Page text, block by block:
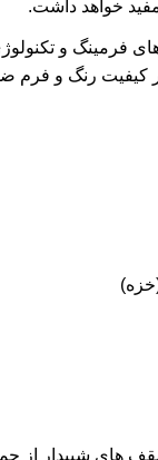
های فرمینگ و
کیفیت رنگ و فرم
های شیبدار از